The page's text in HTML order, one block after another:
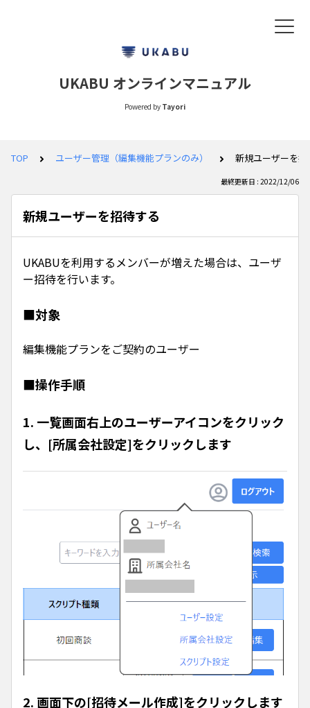
UKABU オンラインマニュアル
Powered by Tayori
TOP ユーザー管理（編集機能プランのみ） 新規ユーザーを招
最終更新日 : 2022/12/06
新規ユーザーを招待する
UKABUを利用するメンバーが増えた場合は、ユーザ
ー招待を行います。
■対象
編集機能プランをご契約のユーザー
■操作手順
1. 一覧画面右上のユーザーアイコンをクリック
し、[所属会社設定]をクリックします
2. 画面下の[招待メール作成]をクリックします